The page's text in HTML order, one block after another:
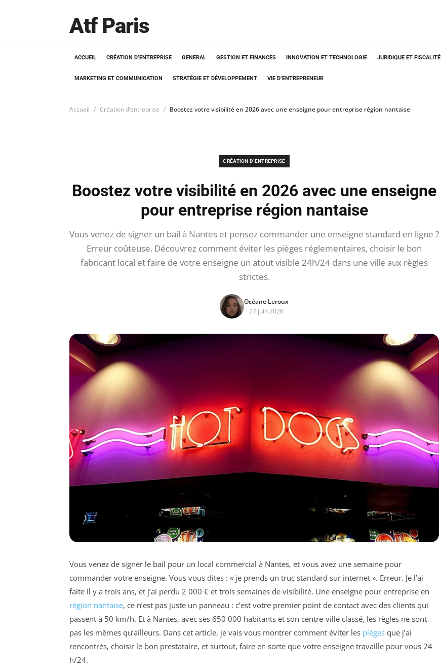
Atf Paris
ACCUEIL CRÉATION D’ENTREPRISE GENERAL GESTION ET FINANCES INNOVATION ET TECHNOLOGIE JURIDIQUE ET FISCALITÉ
MARKETING ET COMMUNICATION STRATÉGIE ET DÉVELOPPEMENT VIE D’ENTREPRENEUR
Accueil Création d’entreprise Boostez votre visibilité en 2026 avec une enseigne pour entreprise région nantaise
CRÉATION D’ENTREPRISE
Boostez votre visibilité en 2026 avec une enseigne
pour entreprise région nantaise
Vous venez de signer un bail à Nantes et pensez commander une enseigne standard en ligne ?
Erreur coûteuse. Découvrez comment éviter les pièges réglementaires, choisir le bon
fabricant local et faire de votre enseigne un atout visible 24h/24 dans une ville aux règles
strictes.
Océane Leroux
27 juin 2026
Vous venez de signer le bail pour un local commercial à Nantes, et vous avez une semaine pour
commander votre enseigne. Vous vous dites : « je prends un truc standard sur internet ». Erreur. Je l’ai
faite il y a trois ans, et j’ai perdu 2 000 € et trois semaines de visibilité. Une enseigne pour entreprise en
région nantaise, ce n’est pas juste un panneau : c’est votre premier point de contact avec des clients qui
passent à 50 km/h. Et à Nantes, avec ses 650 000 habitants et son centre-ville classé, les règles ne sont
pas les mêmes qu’ailleurs. Dans cet article, je vais vous montrer comment éviter les pièges que j’ai
rencontrés, choisir le bon prestataire, et surtout, faire en sorte que votre enseigne travaille pour vous 24
h/24.